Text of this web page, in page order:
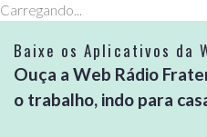
Carregando...
Baixe os Aplicativos da
Ouça a Web Rádio
o trabalho, indo para